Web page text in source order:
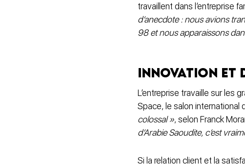
travaillent dans l’entreprise
d’anecdote : nous avions
98 et nous apparaissons
Innovation et
L’entreprise travaille sur les
Space, le salon international
colossal », selon Franck
d’Arabie Saoudite, c’est
Si la relation client et la